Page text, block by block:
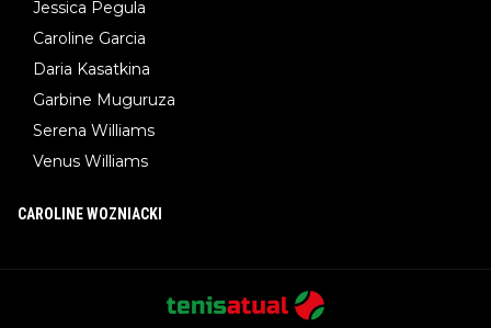
Jessica Pegula
Caroline Garcia
Daria Kasatkina
Garbine Muguruza
Serena Williams
Venus Williams
CAROLINE WOZNIACKI